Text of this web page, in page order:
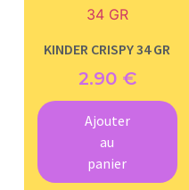
KINDER CRISPY 34 GR
2.90 €
Ajouter
au
panier